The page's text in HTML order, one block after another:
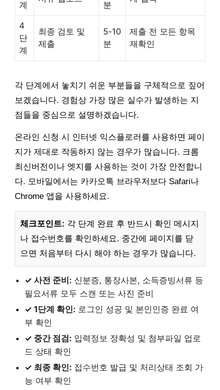
계
분
4
단
계
최종 검토 및
제출
5-10
분
제출 전 모든 항목
재확인
각 단계에서 놓치기 쉬운 부분들을 구체적으로 짚어
보겠습니다. 경험상 가장 많은 실수가 발생하는 지
점들을 중심으로 설명하겠습니다.
온라인 신청 시 인터넷 익스플로러를 사용하면 페이
지가 제대로 작동하지 않는 경우가 많습니다. 크롬
최신버전이나 엣지를 사용하는 것이 가장 안전합니
다. 모바일에서는 카카오톡 브라우저보다 Safari나
Chrome 앱을 사용하세요.
체크포인트: 각 단계 완료 후 반드시 확인 메시지
나 접수번호를 확인하세요. 중간에 페이지를 닫
으면 처음부터 다시 해야 하는 경우가 많습니다.
✓ 사전 준비: 신분증, 통장사본, 소득증빙서류 등
필요서류 모두 스캔 또는 사진 준비
✓ 1단계 확인: 로그인 성공 및 본인인증 완료 여
부 확인
✓ 중간 점검: 입력정보 정확성 및 첨부파일 업로
드 상태 확인
✓ 최종 확인: 접수번호 발급 및 처리상태 조회 가
능 여부 확인